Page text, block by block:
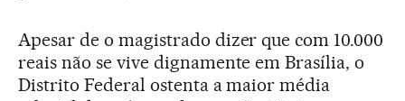
Apesar de o magistrado dizer que com 10.000
reais não se vive dignamente em Brasília, o
Distrito Federal ostenta a maior média